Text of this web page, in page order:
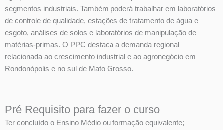
segmentos industriais. Também poderá trabalhar em laboratórios
de controle de qualidade, estações de tratamento de água e
esgoto, análises de solos e laboratórios de manipulação de
matérias-primas. O PPC destaca a demanda regional
relacionada ao crescimento industrial e ao agronegócio em
Rondonópolis e no sul de Mato Grosso.
Pré Requisito para fazer o curso
Ter concluído o Ensino Médio ou formação equivalente;